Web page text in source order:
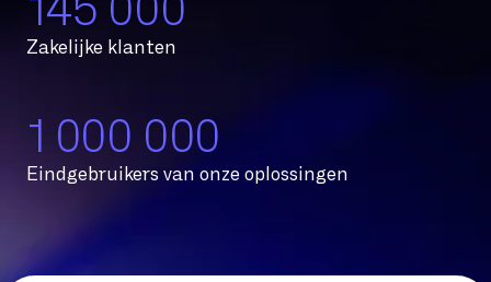
145 000
Zakelijke klanten
1 000 000
Eindgebruikers van onze oplossingen